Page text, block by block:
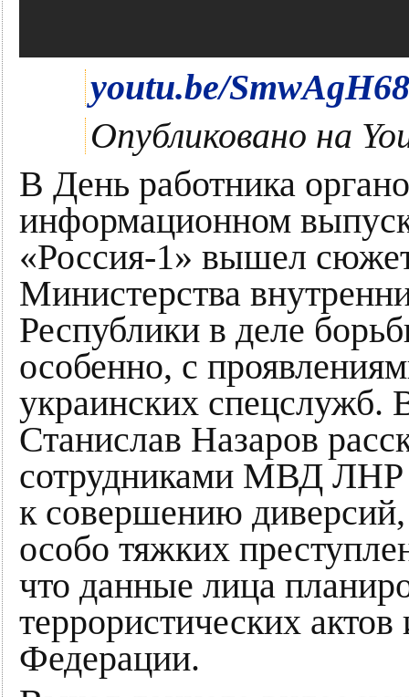
youtu.be/
Опубликовано на
В День работника
информационном
«Россия-1» вышел
Министерства
Республики в деле
особенно, с
украинских спецслужб.
Станислав Назаров
сотрудниками МВД ЛНР
к совершению
особо тяжких
что данные лица
террористических
Федерации.